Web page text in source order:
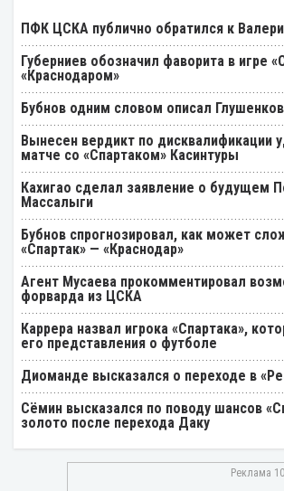
ПФК ЦСКА публично обратился к
Губерниев обозначил фаворита в игре
«Краснодаром»
Бубнов одним словом описал
Вынесен вердикт по дисквалификации
матче со «Спартаком» Касинтуры
Кахигао сделал заявление о будущем
Массалыги
Бубнов спрогнозировал, как может
«Спартак» — «Краснодар»
Агент Мусаева прокомментировал
форварда из ЦСКА
Каррера назвал игрока «Спартака»,
его представления о футболе
Диоманде высказался о переходе в
Cёмин высказался по поводу шансов
золото после перехода Даку